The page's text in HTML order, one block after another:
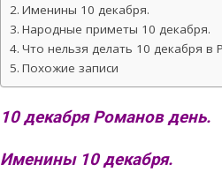
Именины 10 декабря.
Народные приметы 10 декабря.
Что нельзя делать 10 декабря в
Похожие записи
10 декабря Романов день.
Именины 10 декабря.